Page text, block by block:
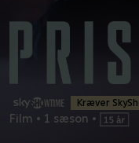
Kræver
Film • 1 sæson •